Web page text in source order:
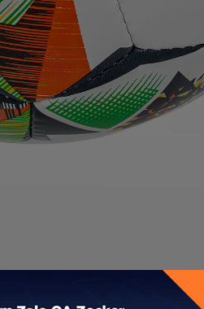
lục giác ghép lại. Bên
TƯ VẤN CHO